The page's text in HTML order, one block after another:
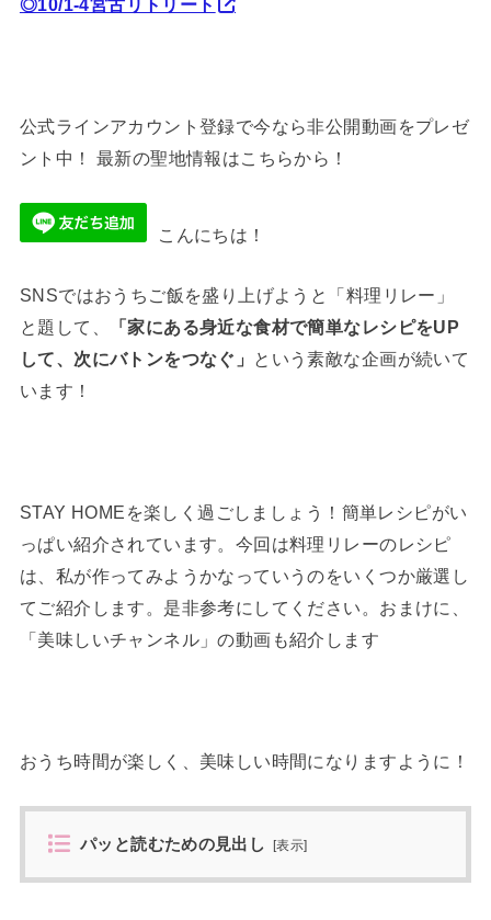
◎10/1-4宮古リトリート
公式ラインアカウント登録で今なら非公開動画をプレゼ
ント中！ 最新の聖地情報はこちらから！
こんにちは！
SNSではおうちご飯を盛り上げようと「料理リレー」
と題して、
「家にある身近な食材で簡単なレシピをUP
して、次にバトンをつなぐ」 という素敵な企画が続いて
います！
STAY HOMEを楽しく過ごしましょう！簡単レシピがい
っぱい紹介されています。今回は料理リレーのレシピ
は、私が作ってみようかなっていうのをいくつか厳選し
てご紹介します。是非参考にしてください。おまけに、
「美味しいチャンネル」の動画も紹介します
おうち時間が楽しく、美味しい時間になりますように！
パッと読むための見出し [表示]